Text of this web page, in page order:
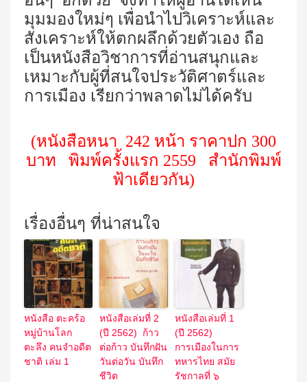
มุมมองใหม่ๆ เพื่อนำไปวิเคราะห์และ
สังเคราะห์ให้ตกผลึกด้วยตัวเอง ถือ
เป็นหนังสือวิชาการที่อ่านสนุกและ
เหมาะกับผู้ที่สนใจประวัติศาตร์และ
การเมือง เรียกว่าพลาดไม่ได้ครับ
(หนังสือหนา 242 หน้า ราคาปก 300
บาท พิมพ์ครั้งแรก 2559 สำนักพิมพ์
ฟ้าเดียวกัน)
เรื่องอื่นๆ ที่น่าสนใจ
หนังสือ ตะคร้อ
หมู่บ้านโลก
ตะลึง คนจำอดีต
ชาติ เล่ม 1
หนังสือเล่มที่ 2
(ปี 2562) ก้าว
ต่อก้าว บันทึกฝัน
วันต่อวัน บันทึก
ชีวิต
หนังสือเล่มที่ 1
(ปี 2562)
การเมืองในการ
ทหารไทย สมัย
รัชกาลที่ ๖